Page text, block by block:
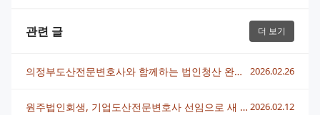
관련 글 더 보기
의정부도산전문변호사와 함께하는 법인청산 완벽 가이드 2026.02.26
원주법인회생, 기업도산전문변호사 선임으로 새 출발 전략 2026.02.12